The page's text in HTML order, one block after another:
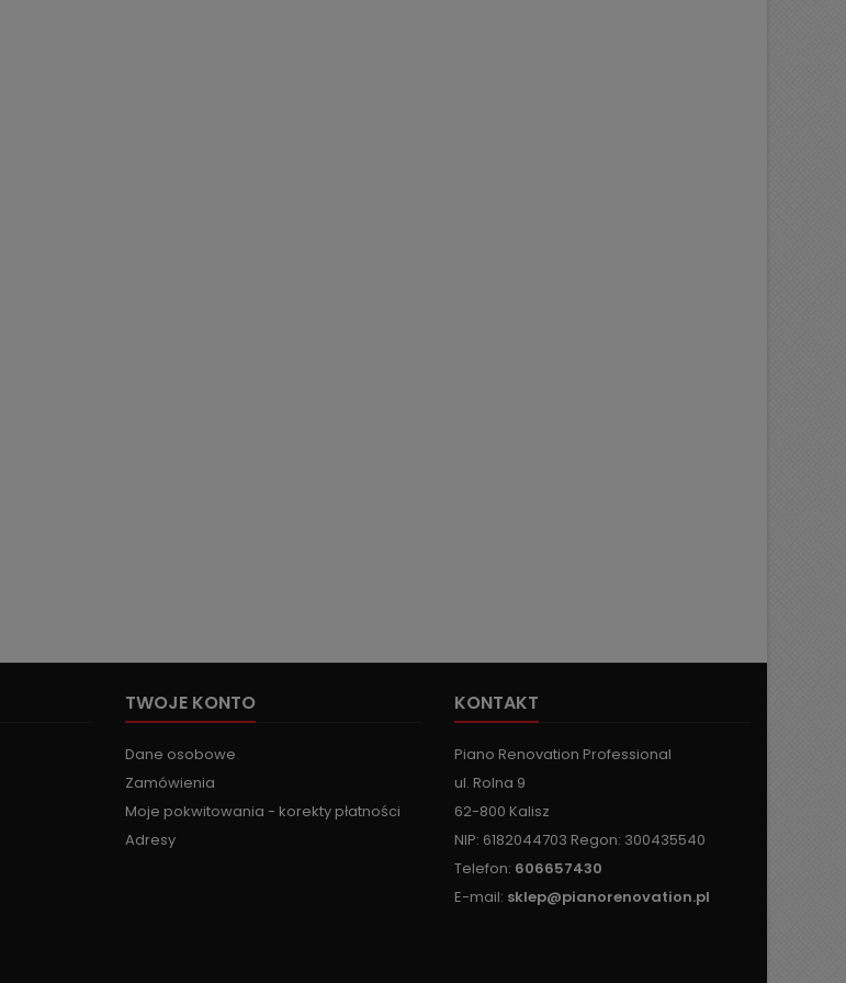
TWOJE KONTO
Dane osobowe
Zamówienia
Moje pokwitowania - korekty płatności
Adresy
KONTAKT
Piano Renovation Professional
ul. Rolna 9
62-800 Kalisz
NIP: 6182044703 Regon: 300435540
Telefon: 606657430
E-mail: sklep@pianorenovation.pl